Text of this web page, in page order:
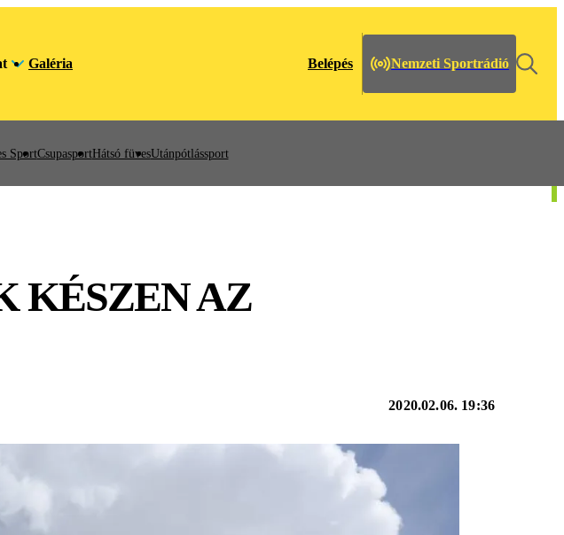
Galéria Belépés Nemzeti Sportrádió
SportCsupasportHátsó füvesUtánpótlássport
KÉSZEN AZ
2020.02.06. 19:36